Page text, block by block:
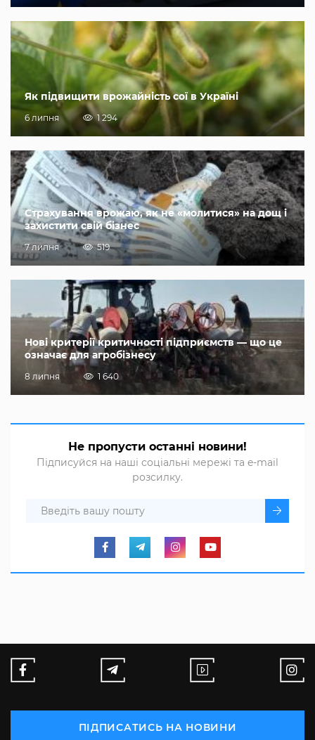
Як підвищити врожайність сої в Україні
6 липня 1 294
Страхування врожаю, як не «молитися» на дощ і
захистити свій бізнес
7 липня 519
Нові критерії критичності підприємств — що це
означає для агробізнесу
8 липня 1 640
Не пропусти останні новини!
Підписуйся на наші соціальні мережі та e-mail
розсилку.
ПІДПИСАТИСЬ НА НОВИНИ